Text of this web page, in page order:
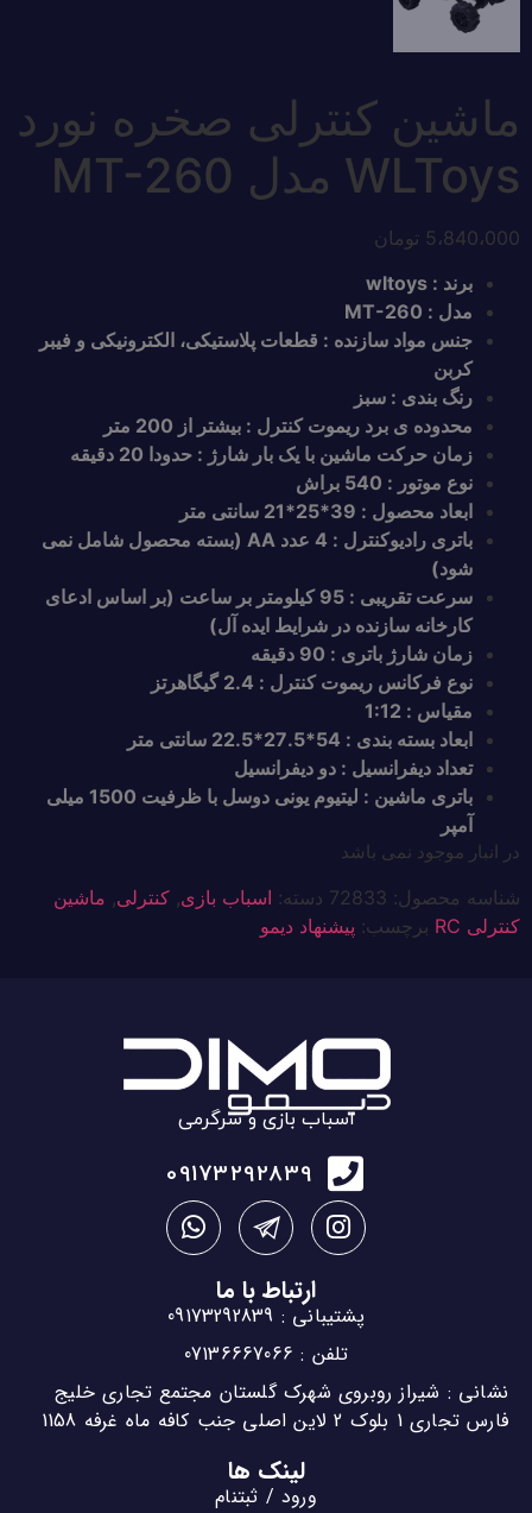
ماشین کنترلی صخره نورد
WLToys مدل MT-260
5،840،000 تومان
برند : wltoys
مدل : MT-260
جنس مواد سازنده : قطعات پلاستیکی، الکترونیکی و فیبر
کربن
رنگ بندی : سبز
محدوده ی برد ریموت کنترل : بیشتر از 200 متر
زمان حرکت ماشین با یک بار شارژ : حدودا 20 دقیقه
نوع موتور : 540 براش
ابعاد محصول : 39*25*21 سانتی متر
باتری رادیوکنترل : 4 عدد AA (بسته محصول شامل نمی
شود)
سرعت تقریبی : 95 کیلومتر بر ساعت (بر اساس ادعای
کارخانه سازنده در شرایط ایده آل)
زمان شارژ باتری : 90 دقیقه
نوع فرکانس ریموت کنترل : 2.4 گیگاهرتز
مقیاس : 1:12
ابعاد بسته بندی : 54*27.5*22.5 سانتی متر
تعداد دیفرانسیل : دو دیفرانسیل
باتری ماشین : لیتیوم یونی دوسل با ظرفیت 1500 میلی
آمپر
در انبار موجود نمی باشد
شناسه محصول: 72833 دسته: اسباب بازی, کنترلی, ماشین
کنترلی RC
برچسب: پیشنهاد دیمو
اسباب بازی و سرگرمی
09173292839
ارتباط با ما
پشتیبانی : 09173292839
تلفن : 07136667066
نشانی : شیراز روبروی شهرک گلستان مجتمع تجاری خلیج
فارس تجاری 1 بلوک 2 لاین اصلی جنب کافه ماه غرفه 1158
لینک ها
ورود / ثبتنام